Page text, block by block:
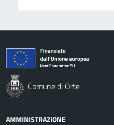
Comune di Orte
AMMINISTRAZIONE